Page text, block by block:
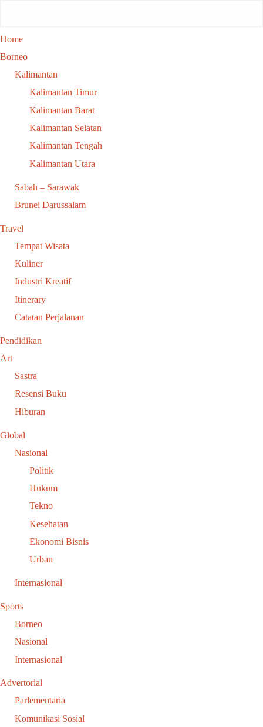
Home
Borneo
Kalimantan
Kalimantan Timur
Kalimantan Barat
Kalimantan Selatan
Kalimantan Tengah
Kalimantan Utara
Sabah – Sarawak
Brunei Darussalam
Travel
Tempat Wisata
Kuliner
Industri Kreatif
Itinerary
Catatan Perjalanan
Pendidikan
Art
Sastra
Resensi Buku
Hiburan
Global
Nasional
Politik
Hukum
Tekno
Kesehatan
Ekonomi Bisnis
Urban
Internasional
Sports
Borneo
Nasional
Internasional
Advertorial
Parlementaria
Komunikasi Sosial